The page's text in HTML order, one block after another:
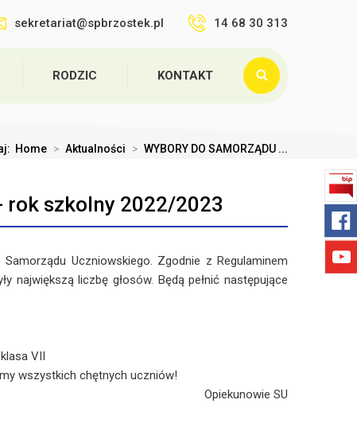
sekretariat@spbrzostek.pl 14 68 30 313
RODZIC KONTAKT
Home > Aktualności > WYBORY DO SAMORZĄDU ...
- rok szkolny 2022/2023
Uczniowskiego. Zgodnie z Regulaminem
największą liczbę głosów. Będą pełnić następujące
VII
wszystkich chętnych uczniów!
Opiekunowie SU